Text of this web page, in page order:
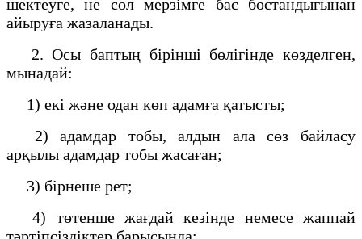
шектеуге, не сол мерзімге бас бостандығынан
айыруға жазаланады.
2. Осы баптың бірінші бөлігінде көзделген,
мынадай:
1) екі және одан көп адамға қатысты;
2) адамдар тобы, алдын ала сөз байласу
арқылы адамдар тобы жасаған;
3) бірнеше рет;
4) төтенше жағдай кезінде немесе жаппай